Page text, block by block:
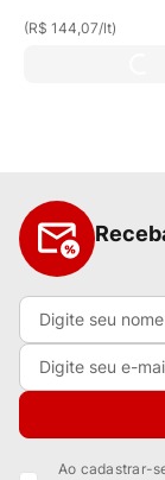
(R$ 144,07/lt)
Ao cadastrar-